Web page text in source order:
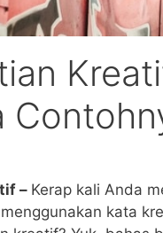
– Kerap kali Anda
kata